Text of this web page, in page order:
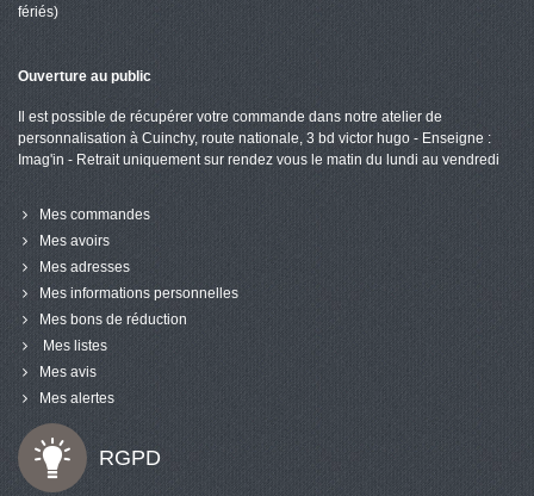
RGPD
fériés)
Ouverture au public
Il est possible de récupérer votre commande dans notre atelier de
personnalisation à Cuinchy, route nationale, 3 bd victor hugo - Enseigne :
Imag'in - Retrait uniquement sur rendez vous le matin du lundi au vendredi
Mes commandes
Mes avoirs
Mes adresses
Mes informations personnelles
Mes bons de réduction
Mes listes
Mes avis
Mes alertes